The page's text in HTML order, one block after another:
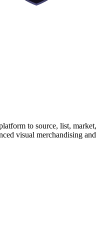
to source, list, market,
visual merchandising and